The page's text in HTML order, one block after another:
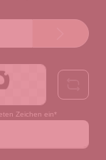
Zeichen ein*